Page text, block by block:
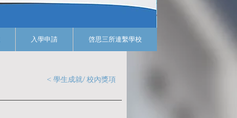
入學申請 啓思三所連繫學校
< 學生成就/ 校內獎項